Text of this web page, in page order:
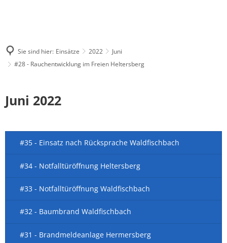
Sie sind hier: Einsätze 2022
Juni
#28 - Rauchentwicklung im Freien Heltersberg
Juni 2022
#35 - Einsatz nach Rücksprache Waldfischbach
#34 - Notfalltüröffnung Heltersberg
#33 - Notfalltüröffnung Waldfischbach
#32 - Baumbrand Waldfischbach
#31 - Brandmeldeanlage Hermersberg